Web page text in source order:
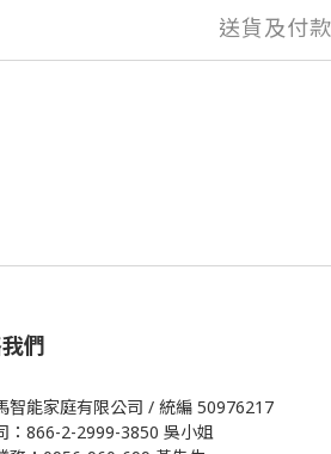
送貨及付
們
智能家庭有限公司 / 統編 50976217
：866-2-2999-3850 吳小姐